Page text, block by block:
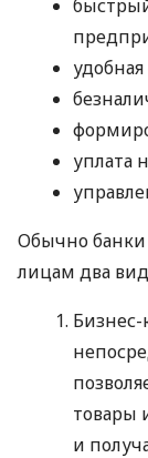
уплата
Обычно
лицам два
Бизнес-
товары
и